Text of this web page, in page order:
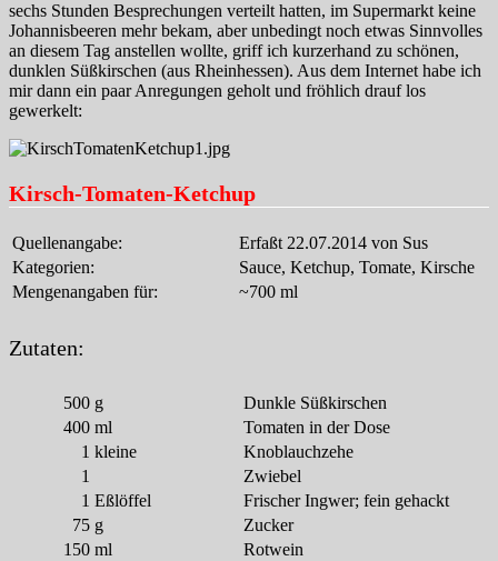
sechs Stunden Besprechungen verteilt hatten, im Supermarkt keine
Johannisbeeren mehr bekam, aber unbedingt noch etwas Sinnvolles
an diesem Tag anstellen wollte, griff ich kurzerhand zu schönen,
dunklen Süßkirschen (aus Rheinhessen). Aus dem Internet habe ich
mir dann ein paar Anregungen geholt und fröhlich drauf los
gewerkelt:
Kirsch-Tomaten-Ketchup
Quellenangabe:
Erfaßt 22.07.2014 von Sus
Kategorien:
Sauce, Ketchup, Tomate, Kirsche
Mengenangaben für:
~700 ml
Zutaten:
500 g
Dunkle Süßkirschen
400 ml
Tomaten in der Dose
1 kleine
Knoblauchzehe
1
Zwiebel
1 Eßlöffel
Frischer Ingwer; fein gehackt
75 g
Zucker
150 ml
Rotwein